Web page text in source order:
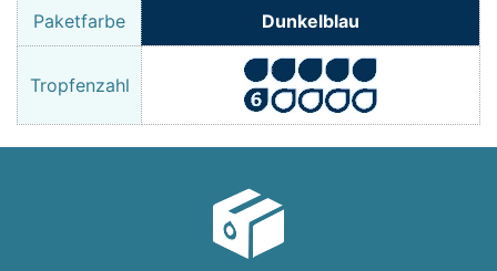
Paketfarbe Dunkelblau
Tropfenzahl